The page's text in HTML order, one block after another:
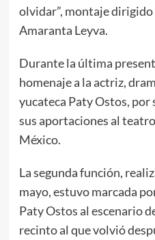
olvidar”, montaje
Amaranta Leyva.
Durante la última
homenaje a la actriz,
yucateca Paty Ostos,
sus aportaciones al
México.
La segunda función,
mayo, estuvo marcada
Paty Ostos al escenario
recinto al que volvió